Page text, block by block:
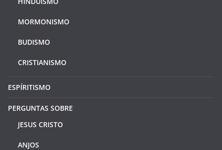
MORMONISMO
BUDISMO
CRISTIANISMO
ESPÍRITISMO
PERGUNTAS SOBRE
JESUS CRISTO
ANJOS